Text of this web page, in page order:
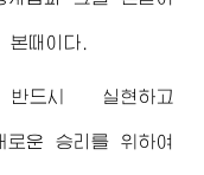
때이다.
드시 실현하고
운 승리를 위하여